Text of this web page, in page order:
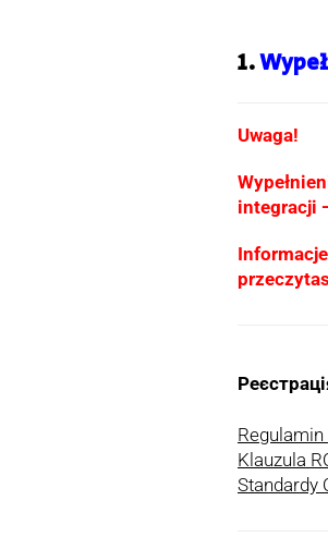
1.
Uwaga!
integracji
Klauzula
Standardy